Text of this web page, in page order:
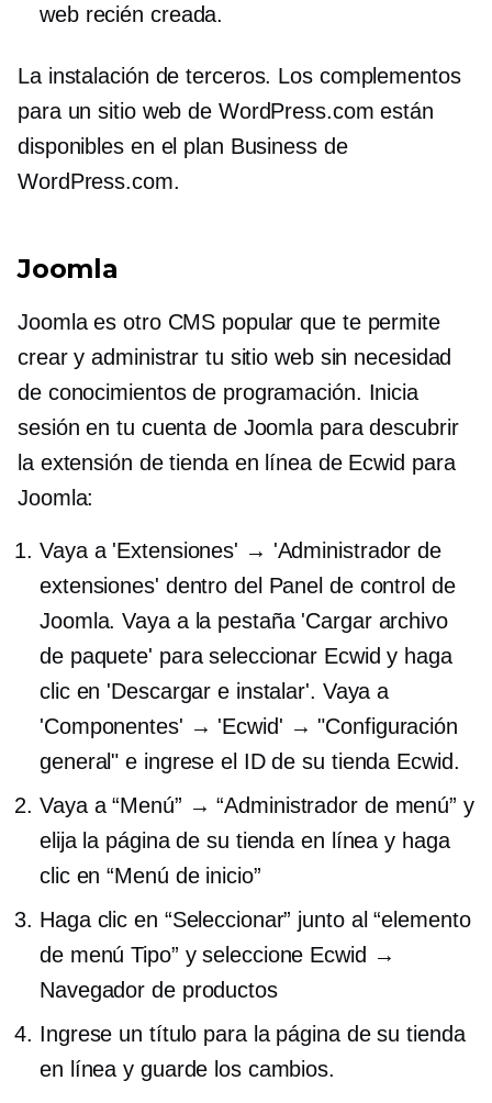
web recién creada.
La instalación deterceros. Los complementos
para un sitio web de WordPress.com están
disponibles en el plan Business de
WordPress.com.
Joomla
Joomla es otro CMS popular que te permite
crear y administrar tu sitio web sin necesidad
de conocimientos de programación. Inicia
sesión en tu cuenta de Joomla para descubrir
la extensión de tienda en línea de Ecwid para
Joomla:
Vaya a 'Extensiones' → 'Administrador de
extensiones' dentro del Panel de control de
Joomla. Vaya a la pestaña 'Cargar archivo
de paquete' para seleccionar Ecwid y haga
clic en 'Descargar e instalar'. Vaya a
'Componentes' → 'Ecwid' → "Configuración
general" e ingrese el ID de su tienda Ecwid.
Vaya a “Menú” → “Administrador de menú” y
elija la página de su tienda en línea y haga
clic en “Menú de inicio”
Haga clic en “Seleccionar” junto al “elemento
de menú Tipo” y seleccione Ecwid →
Navegador de productos
Ingrese un título para la página de su tienda
en línea y guarde los cambios.